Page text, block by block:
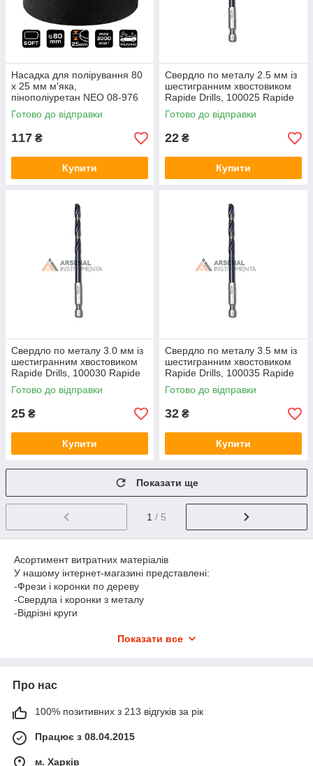
Насадка для полірування 80
x 25 мм м'яка,
пінополіуретан NEO 08-976
Готово до відправки
117 ₴
Купити
Свердло по металу 2.5 мм із
шестигранним хвостовиком
Rapide Drills, 100025 Rapide
Готово до відправки
22 ₴
Купити
Свердло по металу 3.0 мм із
шестигранним хвостовиком
Rapide Drills, 100030 Rapide
Готово до відправки
25 ₴
Купити
Свердло по металу 3.5 мм із
шестигранним хвостовиком
Rapide Drills, 100035 Rapide
Готово до відправки
32 ₴
Купити
Показати ще
1 / 5
Асортимент витратних матеріалів
У нашому інтернет-магазині представлені:
-Фрези і коронки по дереву
-Свердла і коронки з металу
-Відрізні круги
-Шліфувальний витратний матеріал тощо
свердління. Її можна використовувати для роботи по бетону,
дереву і металу. Коронки для свердління по дереву і бетону
виконуються із сталі і дозволяють створювати отвори різного
діаметру, по металу - з високоміцного сплаву, мають чорний
колір, і створюють отвори у високоміцних матеріалах.
Універсальна коронка біметалева призначена для роботи з
різними матеріалами, починаючи з деревини і пластика і
Показати все
Про нас
100% позитивних з 213 відгуків за рік
Працює з 08.04.2015
м. Харків